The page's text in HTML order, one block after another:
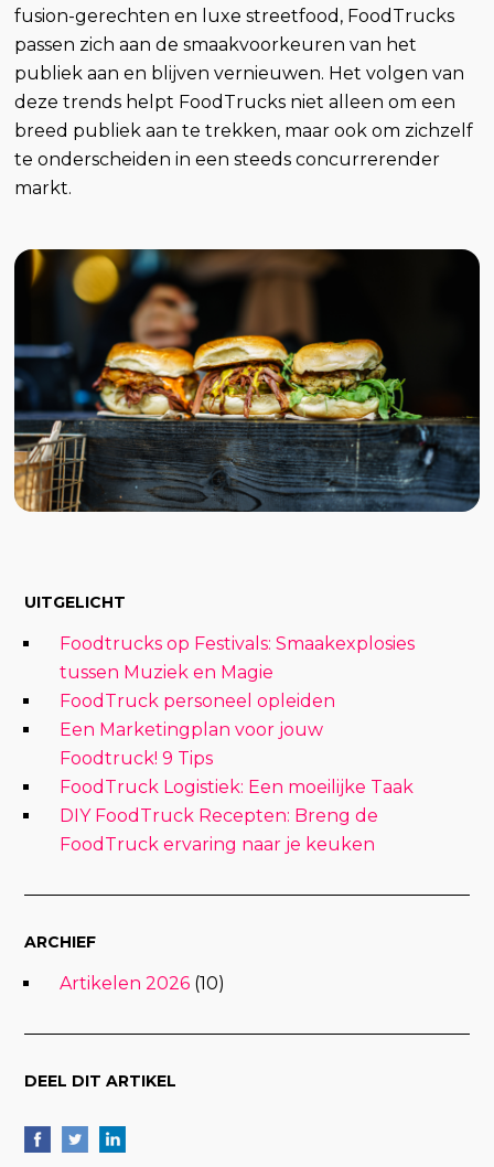
fusion-gerechten en luxe streetfood, FoodTrucks
passen zich aan de smaakvoorkeuren van het
publiek aan en blijven vernieuwen. Het volgen van
deze trends helpt FoodTrucks niet alleen om een
breed publiek aan te trekken, maar ook om zichzelf
te onderscheiden in een steeds concurrerender
markt.
UITGELICHT
Foodtrucks op Festivals: Smaakexplosies
tussen Muziek en Magie
FoodTruck personeel opleiden
Een Marketingplan voor jouw
Foodtruck! 9 Tips
FoodTruck Logistiek: Een moeilijke Taak
DIY FoodTruck Recepten: Breng de
FoodTruck ervaring naar je keuken
ARCHIEF
Artikelen 2026 (10)
DEEL DIT ARTIKEL